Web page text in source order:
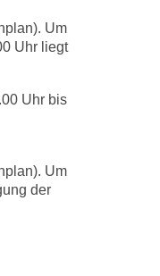
Um
Uhr liegt
Uhr bis
Um
der